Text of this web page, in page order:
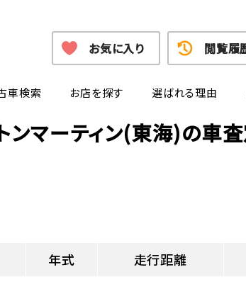
車検索 お店を探す 選ばれる理由
お気に入り 閲覧履
ンマーティン(東海)の車
年式 走行距離